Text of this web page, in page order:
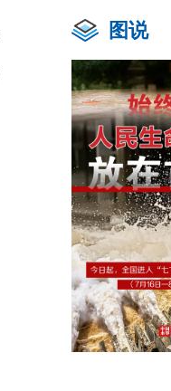
图说